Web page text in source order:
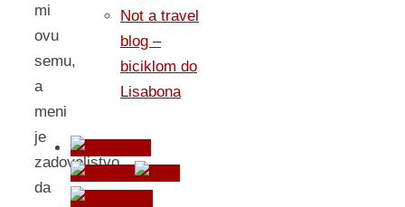
mi
ovu
semu,
a
meni
je
zadovoljstvo
da
Not a travel
blog –
biciklom do
Lisabona